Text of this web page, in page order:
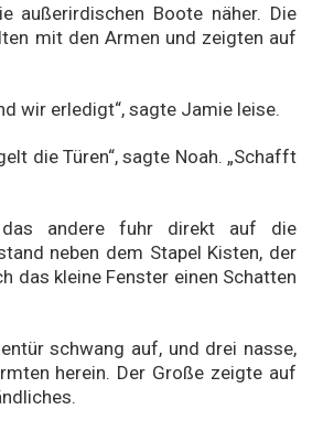
außerirdischen Boote näher. Die
mit den Armen und zeigten auf
wir erledigt“, sagte Jamie leise.
die Türen“, sagte Noah. „Schafft
andere fuhr direkt auf die
neben dem Stapel Kisten, der
das kleine Fenster einen Schatten
schwang auf, und drei nasse,
herein. Der Große zeigte auf